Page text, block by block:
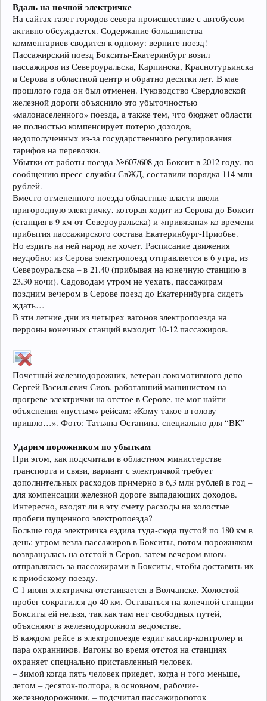
Вдаль на ночной электричке
На сайтах газет городов севера происшествие с автобусом
активно обсуждается. Содержание большинства
комментариев сводится к одному: верните поезд!
Пассажирский поезд Бокситы-Екатеринбург возил
пассажиров из Североуральска, Карпинска, Краснотурьинска
и Серова в областной центр и обратно десятки лет. В мае
прошлого года он был отменен. Руководство Свердловской
железной дороги объяснило это убыточностью
«малонаселенного» поезда, а также тем, что бюджет области
не полностью компенсирует потерю доходов,
недополученных из-за государственного регулирования
тарифов на перевозки.
Убытки от работы поезда №607/608 до Боксит в 2012 году, по
сообщению пресс-службы СвЖД, составили порядка 114 млн
рублей.
Вместо отмененного поезда областные власти ввели
пригородную электричку, которая ходит из Серова до Боксит
(станция в 9 км от Североуральска) и «привязана» ко времени
прибытия пассажирского состава Екатеринбург-Приобье.
Но ездить на ней народ не хочет. Расписание движения
неудобно: из Серова электропоезд отправляется в 6 утра, из
Североуральска – в 21.40 (прибывая на конечную станцию в
23.30 ночи). Садоводам утром не уехать, пассажирам
поздним вечером в Серове поезд до Екатеринбурга сидеть
ждать…
В эти летние дни из четырех вагонов электропоезда на
перроны конечных станций выходит 10-12 пассажиров.
Почетный железнодорожник, ветеран локомотивного депо
Сергей Васильевич Сиов, работавший машинистом на
прогреве электрички на отстое в Серове, не мог найти
объяснения «пустым» рейсам: «Кому такое в голову
пришло…». Фото: Татьяна Останина, специально для “ВК”
Ударим порожняком по убыткам
При этом, как подсчитали в областном министерстве
транспорта и связи, вариант с электричкой требует
дополнительных расходов примерно в 6,3 млн рублей в год –
для компенсации железной дороге выпадающих доходов.
Интересно, входят ли в эту смету расходы на холостые
пробеги пущенного электропоезда?
Больше года электричка ездила туда-сюда пустой по 180 км в
день: утром везла пассажиров в Бокситы, потом порожняком
возвращалась на отстой в Серов, затем вечером вновь
отправлялась за пассажирами в Бокситы, чтобы доставить их
к приобскому поезду.
С 1 июня электричка отстаивается в Волчанске. Холостой
пробег сократился до 40 км. Оставаться на конечной станции
Бокситы ей нельзя, так как там нет свободных путей,
объясняют в железнодорожном ведомстве.
В каждом рейсе в электропоезде ездит кассир-контролер и
пара охранников. Вагоны во время отстоя на станциях
охраняет специально приставленный человек.
– Зимой когда пять человек приедет, когда и того меньше,
летом – десяток-полтора, в основном, рабочие-
железнодорожники, – подсчитал пассажиропоток